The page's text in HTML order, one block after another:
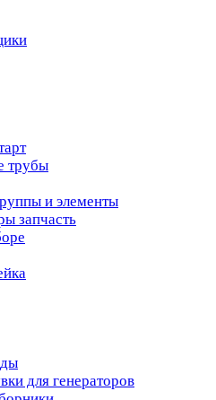
трубы
и элементы
запчасть
для генераторов